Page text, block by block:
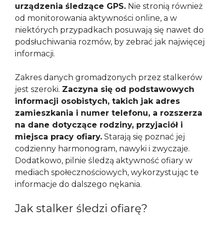
urządzenia śledzące GPS. Nie stronią również
od monitorowania aktywności online, a w
niektórych przypadkach posuwają się nawet do
podsłuchiwania rozmów, by zebrać jak najwięcej
informacji.
Zakres danych gromadzonych przez stalkerów
jest szeroki. Zaczyna się od podstawowych
informacji osobistych, takich jak adres
zamieszkania i numer telefonu, a rozszerza
na dane dotyczące rodziny, przyjaciół i
miejsca pracy ofiary. Starają się poznać jej
codzienny harmonogram, nawyki i zwyczaje.
Dodatkowo, pilnie śledzą aktywność ofiary w
mediach społecznościowych, wykorzystując te
informacje do dalszego nękania.
Jak stalker śledzi ofiarę?